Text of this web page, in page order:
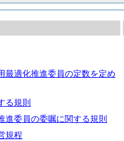
最適化推進委員の定数を定め
る規則
進委員の委嘱に関する規則
規程